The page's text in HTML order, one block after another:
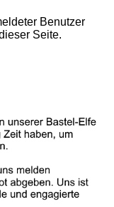
Benutzer
Seite.